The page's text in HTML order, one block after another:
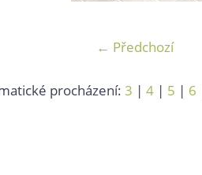
← Předchozí
procházení: 3 | 4 | 5 | 6